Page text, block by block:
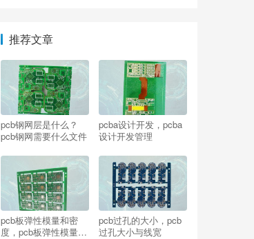
推荐文章
pcb钢网层是什么？
pcb钢网需要什么文件
pcba设计开发，pcba
设计开发管理
pcb板弹性模量和密
度，pcb板弹性模量材
pcb过孔的大小，pcb
过孔大小与线宽